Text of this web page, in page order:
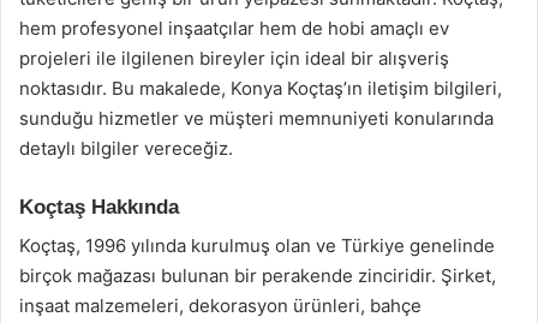
hem profesyonel inşaatçılar hem de hobi amaçlı ev
projeleri ile ilgilenen bireyler için ideal bir alışveriş
noktasıdır. Bu makalede, Konya Koçtaş’ın iletişim bilgileri,
sunduğu hizmetler ve müşteri memnuniyeti konularında
detaylı bilgiler vereceğiz.
Koçtaş Hakkında
Koçtaş, 1996 yılında kurulmuş olan ve Türkiye genelinde
birçok mağazası bulunan bir perakende zinciridir. Şirket,
inşaat malzemeleri, dekorasyon ürünleri, bahçe